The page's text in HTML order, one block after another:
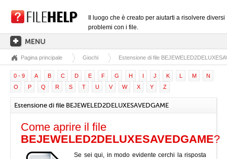
Il luogo che è creato per aiutarti a risolvere diversi
problemi con i file.
PAGINA PRINCIPALE
CATEGORIE DELLE ESTENSIONI
CATEGORIE DEI DRIVER
FILE DLL
CONVERSIONI DI FILE
SOFTWARE
Pagina principale Giochi Estensione di file
0 - 9 A B C D E F G H I J K L M
N
O
P Q R S T U V W X Y Z
Estensione di file BEJEWELED2DELUXESAVEDGAME
Come aprire il file
BEJEWELED2DELUXESAVEDGAME?
Se sei qui, in modo evidente cerchi la risposta